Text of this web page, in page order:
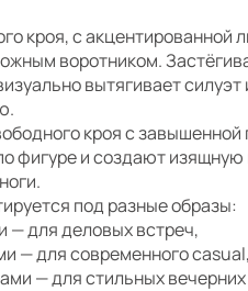
кроя, с акцентированной
воротником.
вытягивает силуэт
кроя с завышенной
фигуре и создают изящную
под разные образы:
— для деловых встреч,
— для современного
— для стильных